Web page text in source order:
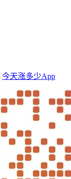
今天涨多少App